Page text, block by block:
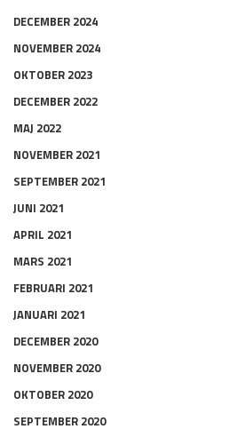
DECEMBER 2024
NOVEMBER 2024
OKTOBER 2023
DECEMBER 2022
MAJ 2022
NOVEMBER 2021
SEPTEMBER 2021
JUNI 2021
APRIL 2021
MARS 2021
FEBRUARI 2021
JANUARI 2021
DECEMBER 2020
NOVEMBER 2020
OKTOBER 2020
SEPTEMBER 2020